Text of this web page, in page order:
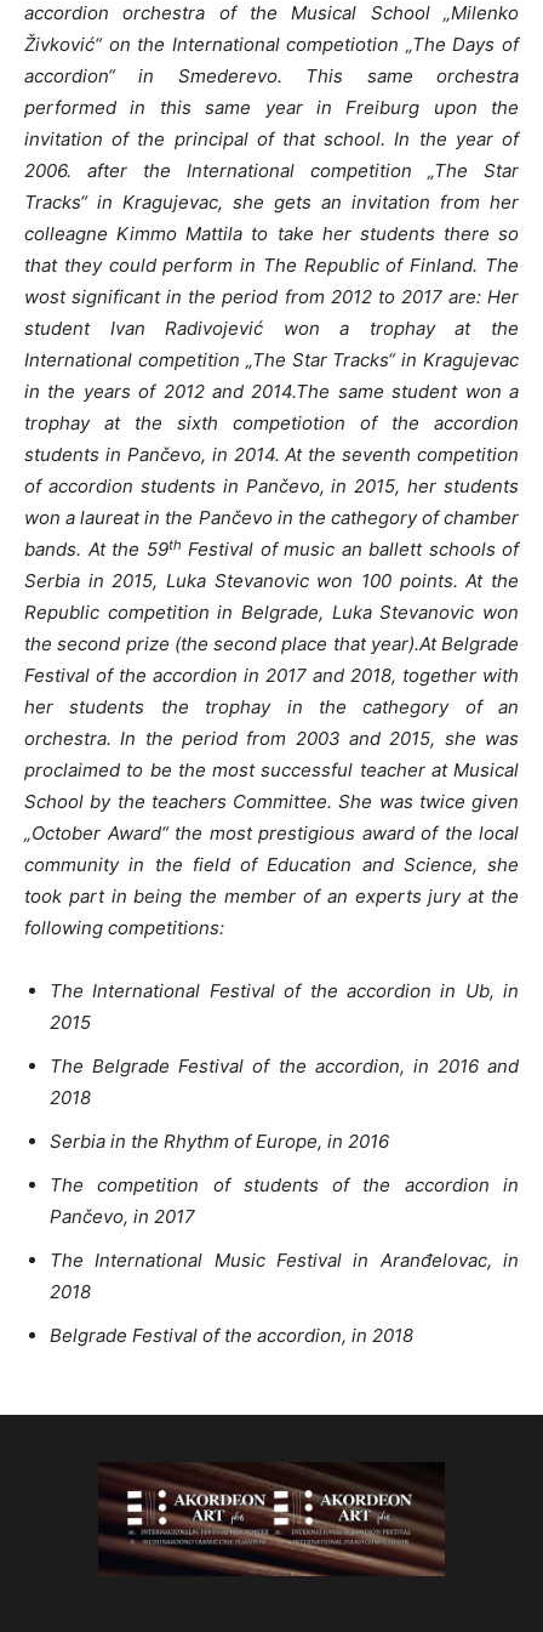
accordion orchestra of the Musical School „Milenko
Živković“ on the International competiotion „The Days of
accordion“ in Smederevo. This same orchestra
performed in this same year in Freiburg upon the
invitation of the principal of that school. In the year of
2006. after the International competition „The Star
Tracks“ in Kragujevac, she gets an invitation from her
colleagne Kimmo Mattila to take her students there so
that they could perform in The Republic of Finland. The
wost significant in the period from 2012 to 2017 are: Her
student Ivan Radivojević won a trophay at the
International competition „The Star Tracks“ in Kragujevac
in the years of 2012 and 2014.The same student won a
trophay at the sixth competiotion of the accordion
students in Pančevo, in 2014. At the seventh competition
of accordion students in Pančevo, in 2015, her students
won a laureat in the Pančevo in the cathegory of chamber
bands. At the 59th Festival of music an ballett schools of
Serbia in 2015, Luka Stevanovic won 100 points. At the
Republic competition in Belgrade, Luka Stevanovic won
the second prize (the second place that year).At Belgrade
Festival of the accordion in 2017 and 2018, together with
her students the trophay in the cathegory of an
orchestra. In the period from 2003 and 2015, she was
proclaimed to be the most successful teacher at Musical
School by the teachers Committee. She was twice given
„October Award“ the most prestigious award of the local
community in the field of Education and Science, she
took part in being the member of an experts jury at the
following competitions:
The International Festival of the accordion in Ub, in
2015
The Belgrade Festival of the accordion, in 2016 and
2018
Serbia in the Rhythm of Europe, in 2016
The competition of students of the accordion in
Pančevo, in 2017
The International Music Festival in Aranđelovac, in
2018
Belgrade Festival of the accordion, in 2018